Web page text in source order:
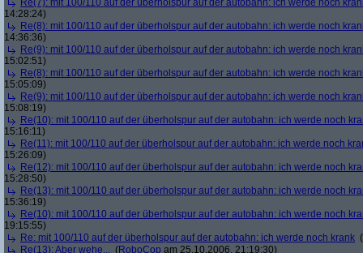
Re(7): mit 100/110 auf der überholspur auf der autobahn: ich werde noch
14:28:24)
Re(8): mit 100/110 auf der überholspur auf der autobahn: ich werde noch
14:36:36)
Re(9): mit 100/110 auf der überholspur auf der autobahn: ich werde noch
15:02:51)
Re(8): mit 100/110 auf der überholspur auf der autobahn: ich werde noch
15:05:09)
Re(9): mit 100/110 auf der überholspur auf der autobahn: ich werde noch
15:08:19)
Re(10): mit 100/110 auf der überholspur auf der autobahn: ich werde noch
15:16:11)
Re(11): mit 100/110 auf der überholspur auf der autobahn: ich werde noch
15:26:09)
Re(12): mit 100/110 auf der überholspur auf der autobahn: ich werde noch
15:28:50)
Re(13): mit 100/110 auf der überholspur auf der autobahn: ich werde noch
15:36:19)
Re(10): mit 100/110 auf der überholspur auf der autobahn: ich werde noch
19:15:55)
Re: mit 100/110 auf der überholspur auf der autobahn: ich werde noch krank (
Re(13): Aber wehe... (RoboCop am 25.10.2006, 21:19:30)